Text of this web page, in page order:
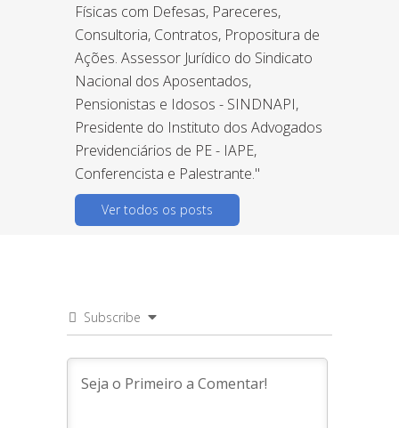
Físicas com Defesas, Pareceres,
Consultoria, Contratos, Propositura de
Ações. Assessor Jurídico do Sindicato
Nacional dos Aposentados,
Pensionistas e Idosos - SINDNAPI,
Presidente do Instituto dos Advogados
Previdenciários de PE - IAPE,
Conferencista e Palestrante."
Ver todos os posts
Subscribe